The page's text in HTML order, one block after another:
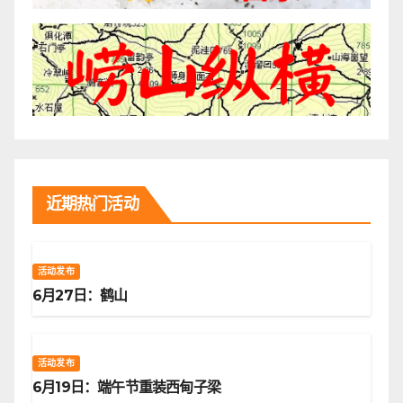
近期热门活动
活动发布
6月27日：鹤山
活动发布
6月19日：端午节重装西甸子梁